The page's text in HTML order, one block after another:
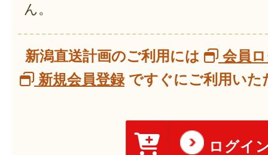
ん。
新潟直送計画のご利用には
会員
新規会員登録ですぐにご利用いた
ログイ